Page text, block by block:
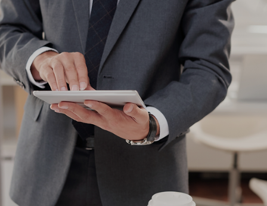
Anderson Timm
2 de dez. de 2024
Assessores de Investimentos (AI)
Compliance XP: quais cuidados minha assessoria
investimentos deve ter ao estruturar materiais de
marketing?